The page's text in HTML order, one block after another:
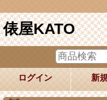
俵屋KATO
ログイン 新